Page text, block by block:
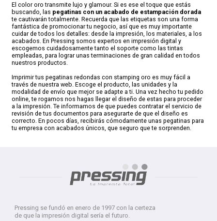
El color oro transmite lujo y glamour. Si es ese el toque que estás
buscando, las pegatinas con un acabado de estampación dorada
te cautivarán totalmente. Recuerda que las etiquetas son una forma
fantástica de promocionar tu negocio, así que es muy importante
cuidar de todos los detalles: desde la impresión, los materiales, a los
acabados. En Pressing somos expertos en impresión digital y
escogemos cuidadosamente tanto el soporte como las tintas
empleadas, para lograr unas terminaciones de gran calidad en todos
nuestros productos.
Imprimir tus pegatinas redondas con stamping oro es muy fácil a
través de nuestra web. Escoge el producto, las unidades y la
modalidad de envío que mejor se adapte a ti. Una vez hecho tu pedido
online, te rogamos nos hagas llegar el diseño de estas para proceder
a la impresión. Te informamos de que puedes contratar el servicio de
revisión de tus documentos para asegurarte de que el diseño es
correcto. En pocos días, recibirás cómodamente unas pegatinas para
tu empresa con acabados únicos, que seguro que te sorprenden.
Pressing se fundó en enero de 1997 con la certeza
de que la impresión digital sería el futuro.